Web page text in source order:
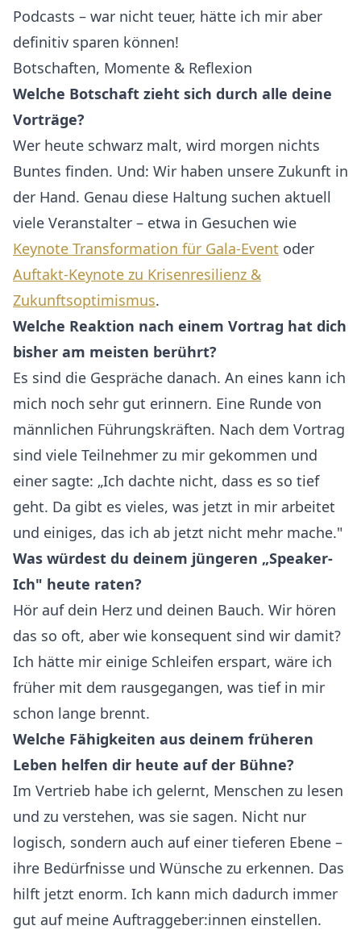
Podcasts – war nicht teuer, hätte ich mir aber
definitiv sparen können!
Botschaften, Momente & Reflexion
Welche Botschaft zieht sich durch alle deine
Vorträge?
Wer heute schwarz malt, wird morgen nichts
Buntes finden. Und: Wir haben unsere Zukunft in
der Hand. Genau diese Haltung suchen aktuell
viele Veranstalter – etwa in Gesuchen wie
Keynote Transformation für Gala-Event oder
Auftakt-Keynote zu Krisenresilienz &
Zukunftsoptimismus.
Welche Reaktion nach einem Vortrag hat dich
bisher am meisten berührt?
Es sind die Gespräche danach. An eines kann ich
mich noch sehr gut erinnern. Eine Runde von
männlichen Führungskräften. Nach dem Vortrag
sind viele Teilnehmer zu mir gekommen und
einer sagte: „Ich dachte nicht, dass es so tief
geht. Da gibt es vieles, was jetzt in mir arbeitet
und einiges, das ich ab jetzt nicht mehr mache."
Was würdest du deinem jüngeren „Speaker-
Ich" heute raten?
Hör auf dein Herz und deinen Bauch. Wir hören
das so oft, aber wie konsequent sind wir damit?
Ich hätte mir einige Schleifen erspart, wäre ich
früher mit dem rausgegangen, was tief in mir
schon lange brennt.
Welche Fähigkeiten aus deinem früheren
Leben helfen dir heute auf der Bühne?
Im Vertrieb habe ich gelernt, Menschen zu lesen
und zu verstehen, was sie sagen. Nicht nur
logisch, sondern auch auf einer tieferen Ebene –
ihre Bedürfnisse und Wünsche zu erkennen. Das
hilft jetzt enorm. Ich kann mich dadurch immer
gut auf meine Auftraggeber:innen einstellen.